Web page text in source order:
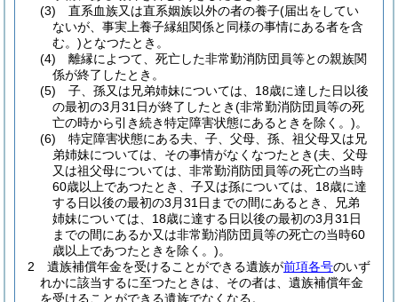
(3)
直系血族又は直系姻族以外の者の養子(届出をしてい
ないが、事実上養子縁組関係と同様の事情にある者を含
む。)となつたとき。
(4)
離縁によつて、死亡した非常勤消防団員等との親族関
係が終了したとき。
(5)
子、孫又は兄弟姉妹については、18歳に達した日以後
の最初の3月31日が終了したとき(非常勤消防団員等の死
亡の時から引き続き特定障害状態にあるときを除く。)。
(6)
特定障害状態にある夫、子、父母、孫、祖父母又は兄
弟姉妹については、その事情がなくなつたとき(夫、父母
又は祖父母については、非常勤消防団員等の死亡の当時
60歳以上であつたとき、子又は孫については、18歳に達
する日以後の最初の3月31日までの間にあるとき、兄弟
姉妹については、18歳に達する日以後の最初の3月31日
までの間にあるか又は非常勤消防団員等の死亡の当時60
歳以上であつたときを除く。)。
2
遺族補償年金を受けることができる遺族が前項各号のいず
れかに該当するに至つたときは、その者は、遺族補償年金
を受けることができる遺族でなくなる。